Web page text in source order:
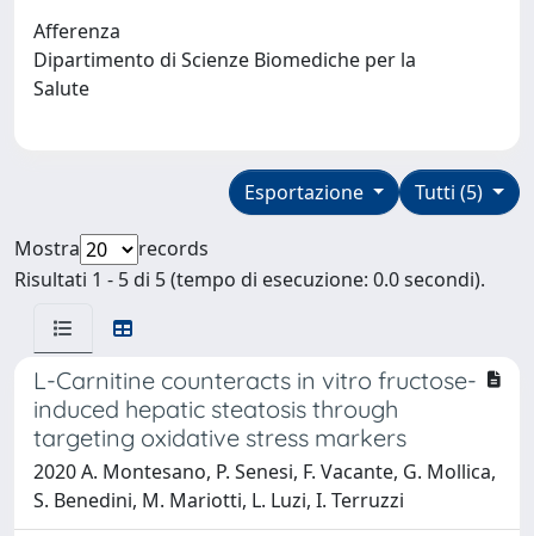
Afferenza
Dipartimento di Scienze Biomediche per la
Salute
Tutti (5)
Esportazione
Mostra
records
Risultati 1 - 5 di 5 (tempo di esecuzione: 0.0 secondi).
L-Carnitine counteracts in vitro fructose-
induced hepatic steatosis through
targeting oxidative stress markers
2020 A. Montesano, P. Senesi, F. Vacante, G. Mollica,
S. Benedini, M. Mariotti, L. Luzi, I. Terruzzi